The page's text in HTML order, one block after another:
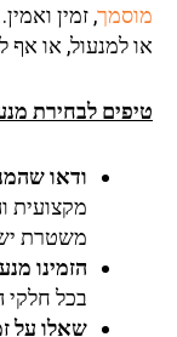
מוסמך, זמין
או למנעול, או אף
טיפים לבחירת
ודאו
מקצועית
משטרת
הזמינו
בכל חלקי
שאלו על